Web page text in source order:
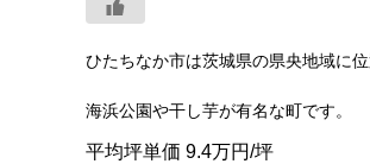
ひたちなか市は茨城県の県央地域に
海浜公園や干し芋が有名な町です。
平均坪単価 9.4万 円/坪